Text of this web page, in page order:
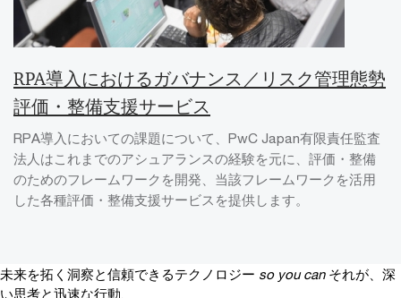
RPA導入におけるガバナンス／リスク管理態勢
評価・整備支援サービス
RPA導入においての課題について、PwC Japan有限責任監査
法人はこれまでのアシュアランスの経験を元に、評価・整備
のためのフレームワークを開発、当該フレームワークを活用
した各種評価・整備支援サービスを提供します。
未来を拓く洞察と信頼できるテクノロジー so you can それが、深
い思考と迅速な行動、